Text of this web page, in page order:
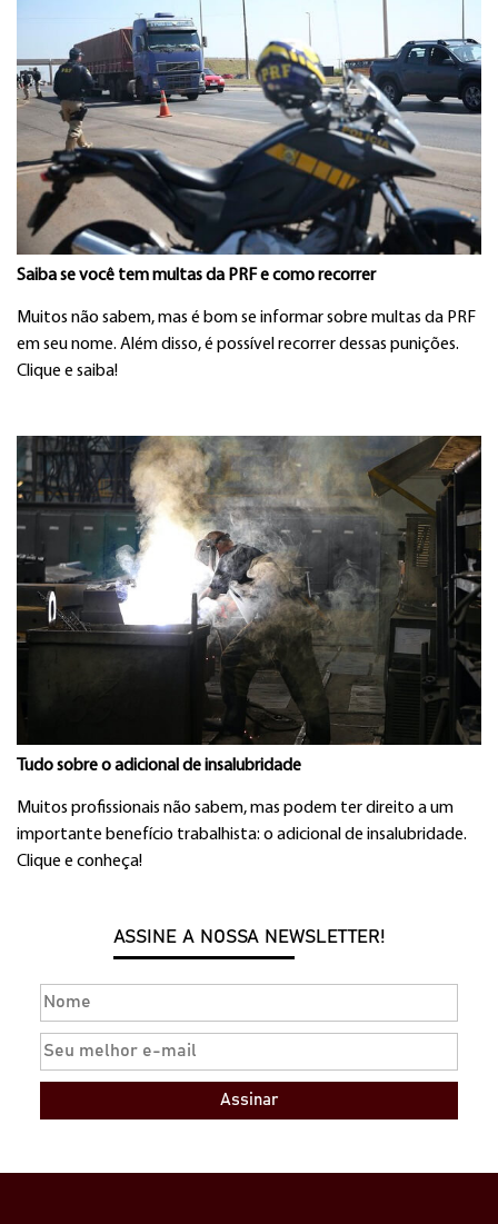
Saiba se você tem multas da PRF e como recorrer
Muitos não sabem, mas é bom se informar sobre multas da PRF
em seu nome. Além disso, é possível recorrer dessas punições.
Clique e saiba!
Tudo sobre o adicional de insalubridade
Muitos profissionais não sabem, mas podem ter direito a um
importante benefício trabalhista: o adicional de insalubridade.
Clique e conheça!
ASSINE A NOSSA NEWSLETTER!
Assinar